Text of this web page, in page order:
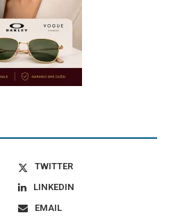
TWITTER
LINKEDIN
EMAIL